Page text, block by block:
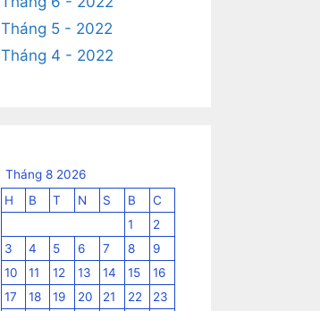
Tháng 5 - 2022
Tháng 4 - 2022
Tháng 8 2026
H
B T N S B
C
1
2
3
4 5 6 7 8
9
10
11 12 13 14 15
16
17
18 19 20 21 22
23